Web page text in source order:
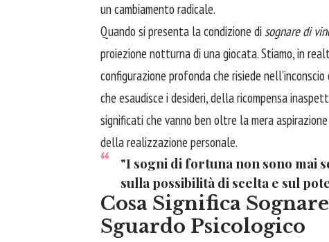
un cambiamento radicale.
Quando si presenta la condizione disognare di
proiezione notturna di una giocata. Stiamo, in
configurazione profonda che risiede
che esaudisce i desideri, della ricompensa
significati che vanno ben oltre la mera
della realizzazione personale.
"I sogni di fortuna non sono mai
sulla possibilità di scelta e sul
Cosa Significa
Sguardo Psicologico